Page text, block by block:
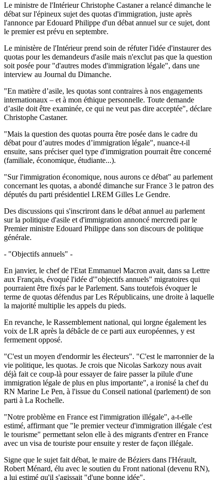
Le ministre de l'Intérieur Christophe Castaner a relancé dimanche le
débat sur l'épineux sujet des quotas d'immigration, juste après
l'annonce par Edouard Philippe d'un débat annuel sur ce sujet, dont
le premier est prévu en septembre.
Le ministère de l'Intérieur prend soin de réfuter l'idée d'instaurer des
quotas pour les demandeurs d'asile mais n'exclut pas que la question
soit posée pour "d'autres modes d'immigration légale", dans une
interview au Journal du Dimanche.
"En matière d’asile, les quotas sont contraires à nos engagements
internationaux – et à mon éthique personnelle. Toute demande
d’asile doit être examinée, ce qui ne veut pas dire acceptée", déclare
Christophe Castaner.
"Mais la question des quotas pourra être posée dans le cadre du
débat pour d’autres modes d’immigration légale", nuance-t-il
ensuite, sans préciser quel type d'immigration pourrait être concerné
(familiale, économique, étudiante...).
"Sur l'immigration économique, nous aurons ce débat" au parlement
concernant les quotas, a abondé dimanche sur France 3 le patron des
députés du parti présidentiel LREM Gilles Le Gendre.
Des discussions qui s'inscriront dans le débat annuel au parlement
sur la politique d'asile et d'immigration annoncé mercredi par le
Premier ministre Edouard Philippe dans son discours de politique
générale.
- "Objectifs annuels" -
En janvier, le chef de l'Etat Emmanuel Macron avait, dans sa Lettre
aux Français, évoqué l'idée d'"objectifs annuels" migratoires qui
pourraient être fixés par le Parlement. Sans toutefois évoquer le
terme de quotas défendus par Les Républicains, une droite à laquelle
la majorité multiplie les appels du pieds.
En revanche, le Rassemblement national, qui lorgne également les
voix de LR après la débâcle de ce parti aux européennes, y est
fermement opposé.
"C'est un moyen d'endormir les électeurs". "C'est le marronnier de la
vie politique, les quotas. Je crois que Nicolas Sarkozy nous avait
déjà fait ce coup-là pour essayer de faire passer la pilule d'une
immigration légale de plus en plus importante", a ironisé la chef du
RN Marine Le Pen, à l'issue du Conseil national (parlement) de son
parti à La Rochelle.
"Notre problème en France est l'immigration illégale", a-t-elle
estimé, affirmant que "le premier vecteur d'immigration illégale c'est
le tourisme" permettant selon elle à des migrants d'entrer en France
avec un visa de touriste pour ensuite y rester de façon illégale.
Signe que le sujet fait débat, le maire de Béziers dans l'Hérault,
Robert Ménard, élu avec le soutien du Front national (devenu RN),
a lui estimé qu'il s'agissait "d'une bonne idée".